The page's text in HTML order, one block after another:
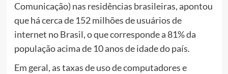
Comunicação) nas residências brasileiras, apontou
que há cerca de 152 milhões de usuários de
internet no Brasil, o que corresponde a 81% da
população acima de 10 anos de idade do país.
Em geral, as taxas de uso de computadores e